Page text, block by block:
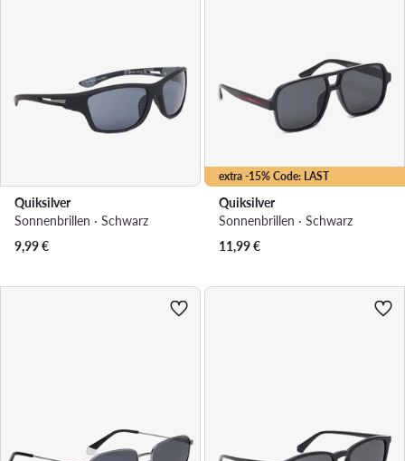
Quiksilver
Sonnenbrillen · Schwarz
9,99€
extra -15% Code: LAST
Quiksilver
Sonnenbrillen · Schwarz
11,99€